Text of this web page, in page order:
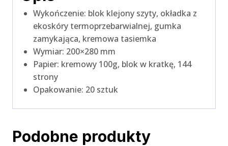
Wykończenie: blok klejony szyty, okładka z
ekoskóry termoprzebarwialnej, gumka
zamykająca, kremowa tasiemka
Wymiar: 200×280 mm
Papier: kremowy 100g, blok w kratkę, 144
strony
Opakowanie: 20 sztuk
Podobne produkty